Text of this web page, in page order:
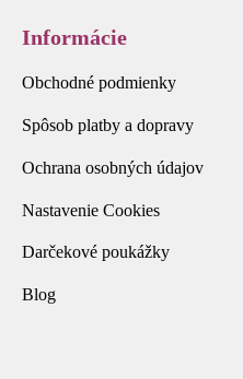
Informácie
Obchodné podmienky
Spôsob platby a dopravy
Ochrana osobných údajov
Nastavenie Cookies
Darčekové poukážky
Blog